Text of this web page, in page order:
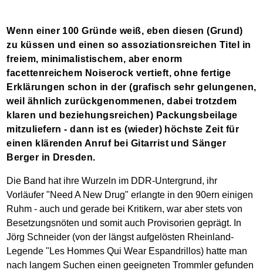
Wenn einer 100 Gründe weiß, eben diesen (Grund)
zu küssen und einen so assoziationsreichen Titel in
freiem, minimalistischem, aber enorm
facettenreichem Noiserock vertieft, ohne fertige
Erklärungen schon in der (grafisch sehr gelungenen,
weil ähnlich zurückgenommenen, dabei trotzdem
klaren und beziehungsreichen) Packungsbeilage
mitzuliefern - dann ist es (wieder) höchste Zeit für
einen klärenden Anruf bei Gitarrist und Sänger
Berger in Dresden.
Die Band hat ihre Wurzeln im DDR-Untergrund, ihr
Vorläufer "Need A New Drug" erlangte in den 90ern einigen
Ruhm - auch und gerade bei Kritikern, war aber stets von
Besetzungsnöten und somit auch Provisorien geprägt. In
Jörg Schneider (von der längst aufgelösten Rheinland-
Legende "Les Hommes Qui Wear Espandrillos) hatte man
nach langem Suchen einen geeigneten Trommler gefunden